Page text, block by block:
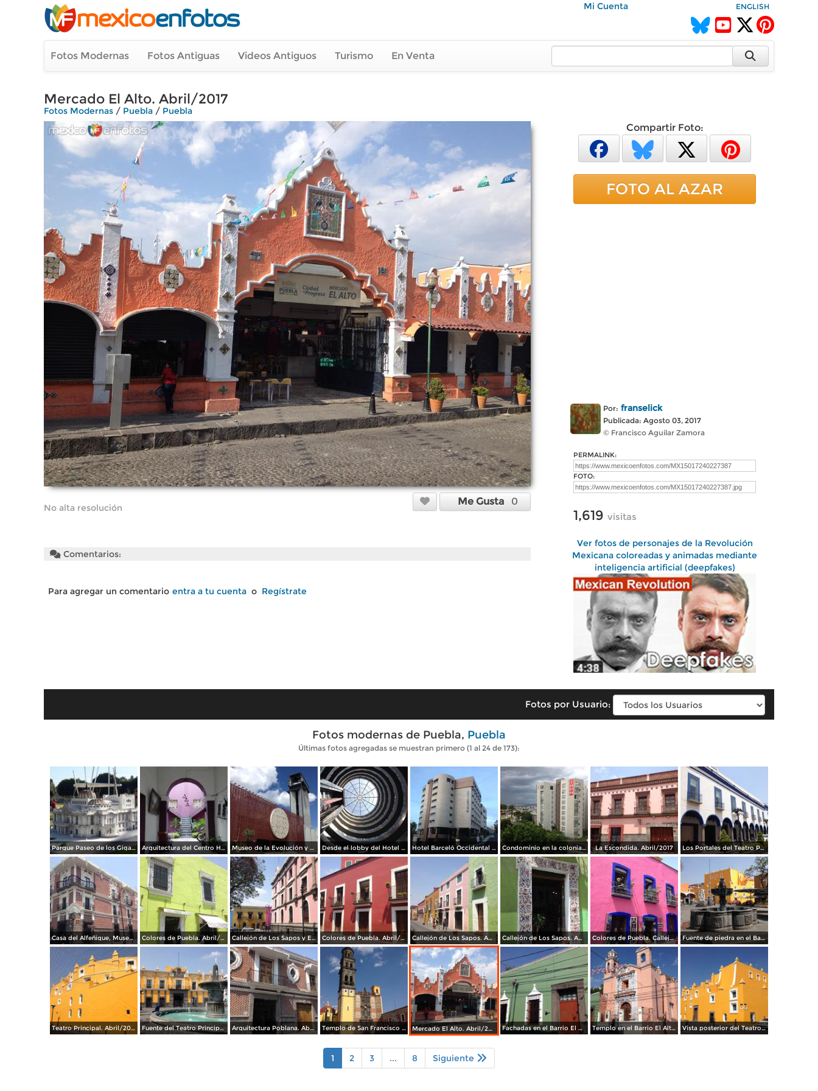
Mi Cuenta ENGLISH
Fotos Modernas Fotos Antiguas Videos Antiguos Turismo En Venta
Mercado El Alto. Abril/2017
Fotos Modernas / Puebla / Puebla
No alta resolución
Me Gusta 0
Comentarios:
Para agregar un comentario entra a tu cuenta o Regístrate
Compartir Foto:
FOTO AL AZAR
Por: franselick
Publicada: Agosto 03, 2017
© Francisco Aguilar Zamora
PERMALINK:
FOTO:
1,619 visitas
Ver fotos de personajes de la Revolución
Mexicana coloreadas y animadas mediante
inteligencia artificial (deepfakes)
Fotos por Usuario:
Fotos modernas de Puebla, Puebla
Últimas fotos agregadas se muestran primero (1 al 24 de 173):
Parque Paseo de los Gigantes. Enero/2016 Arquitectura del Centro Histórico de Puebla. Julio/2017 Museo de la Evolución y Teleférico de Puebla. Julio/2017 Desde el lobby del Hotel Barceló Occidental JF Puebla. Julio/2017 Hotel Barceló Occidental JF Puebla. Julio/2017 Condominio en la colonia La Paz. Julio/2017 La Escondida. Abril/2017 Los Portales del Teatro Principal. Abril/2017
Casa del Alfeñique, Museo. Abril/2017 Colores de Puebla. Abril/2017 Callejón de Los Sapos y Edificio El Carolino. Abril/2017 Colores de Puebla. Abril/2017 Callejón de Los Sapos. Abril/2017 Callejón de Los Sapos. Abril/2017 Colores de Puebla. Callejón de Los Sapos. Abril/2017 Fuente de piedra en el Barrio del Artista. Abril/2017
Teatro Principal. Abril/2017 Fuente del Teatro Principal. Abril/2017 Arquitectura Poblana. Abril/2017 Templo de San Francisco de Asis. Abril/2017 Mercado El Alto. Abril/2017 Fachadas en el Barrio El Alto. Abril/2017 Templo en el Barrio El Alto. Abril/2017 Vista posterior del Teatro Principal. Abril/2017
1 2 3 ... 8 Siguiente